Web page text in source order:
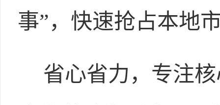
事”，快速抢占本地
省心省力，专注